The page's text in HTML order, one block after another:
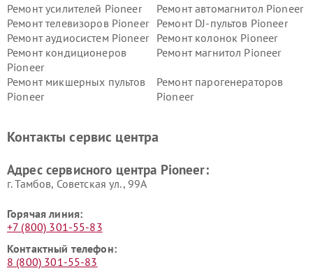
Ремонт усилителей Pioneer
Ремонт автомагнитол Pioneer
Ремонт телевизоров Pioneer
Ремонт DJ-пультов Pioneer
Ремонт аудиосистем Pioneer
Ремонт колонок Pioneer
Ремонт кондиционеров
Pioneer
Ремонт магнитол Pioneer
Ремонт микшерных пультов
Pioneer
Ремонт парогенераторов
Pioneer
Контакты сервис центра
Адрес сервисного центра Pioneer:
г. Тамбов, Советская ул., 99А
Горячая линия:
+7 (800) 301-55-83
Контактный телефон:
8 (800) 301-55-83